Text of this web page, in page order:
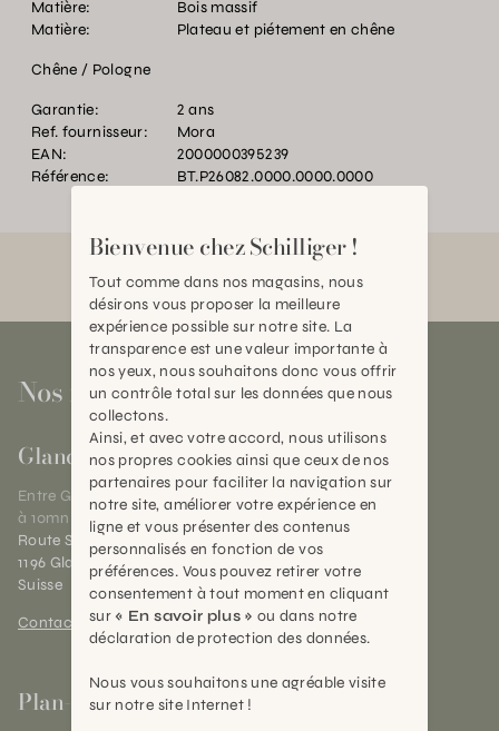
Matière:
Bois massif
Matière:
Plateau et piétement en chêne
Chêne / Pologne
Garantie:
2 ans
Ref. fournisseur:
Mora
EAN:
2000000395239
Référence:
BT.P26082.0000.0000.0000
Nos magasins
Gland
Entre Genève et Lausanne,
à 10mn de Nyon
Route Suisse 40
1196 Gland (VD)
Suisse
Contact et horaires
Plan-les-Ouates
Bienvenue chez Schilliger !
Tout comme dans nos magasins, nous
désirons vous proposer la meilleure
expérience possible sur notre site. La
transparence est une valeur importante à
nos yeux, nous souhaitons donc vous offrir
un contrôle total sur les données que nous
collectons.
Ainsi, et avec votre accord, nous utilisons
nos propres cookies ainsi que ceux de nos
partenaires pour faciliter la navigation sur
notre site, améliorer votre expérience en
ligne et vous présenter des contenus
personnalisés en fonction de vos
préférences. Vous pouvez retirer votre
consentement à tout moment en cliquant
sur « En savoir plus » ou dans notre
déclaration de protection des données.
Nous vous souhaitons une agréable visite
sur notre site Internet !